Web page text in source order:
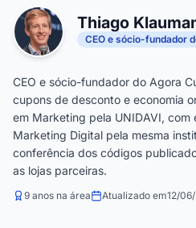
Thiago
CEO e sócio-fundador
CEO e sócio-fundador do Agora
cupons de desconto e economia
em Marketing pela UNIDAVI, com
Marketing Digital pela mesma
conferência dos códigos
as lojas parceiras.
9 anos na área Atualizado em12/